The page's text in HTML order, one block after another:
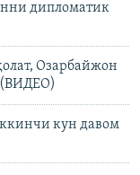
дипломатик
Озарбайжон
(ВИДЕО)
кун давом